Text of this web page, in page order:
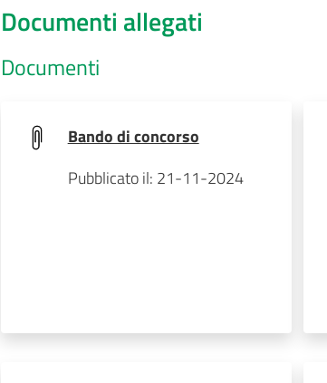
Documenti allegati
Documenti
Bando di concorso
Pubblicato il: 21-11-2024